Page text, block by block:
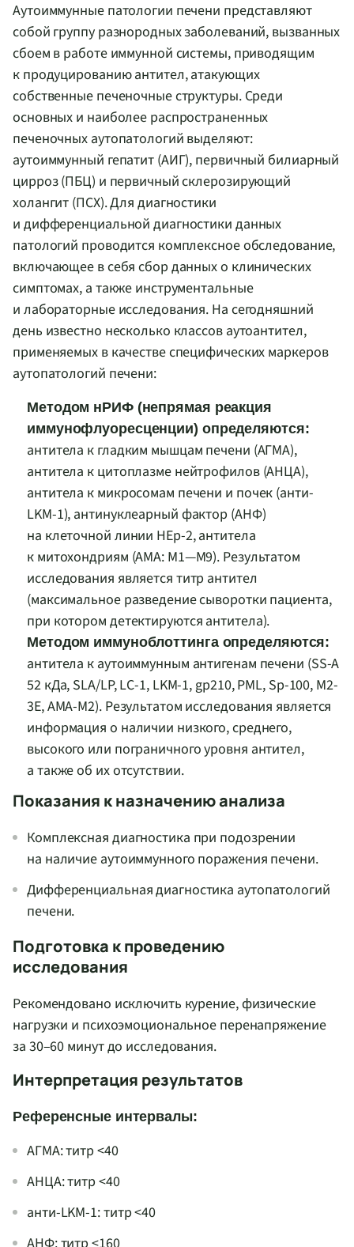
Аутоиммунные патологии печени представляют
собой группу разнородных заболеваний, вызванных
сбоем в работе иммунной системы, приводящим
к продуцированию антител, атакующих
собственные печеночные структуры. Среди
основных и наиболее распространенных
печеночных аутопатологий выделяют:
аутоиммунный гепатит (АИГ), первичный билиарный
цирроз (ПБЦ) и первичный склерозирующий
холангит (ПСХ). Для диагностики
и дифференциальной диагностики данных
патологий проводится комплексное обследование,
включающее в себя сбор данных о клинических
симптомах, а также инструментальные
и лабораторные исследования. На сегодняшний
день известно несколько классов аутоантител,
применяемых в качестве специфических маркеров
аутопатологий печени:
Методом нРИФ (непрямая реакция
иммунофлуоресценции) определяются:
антитела к гладким мышцам печени (АГМА),
антитела к цитоплазме нейтрофилов (АНЦА),
антитела к микросомам печени и почек (анти-
LKM-1), антинуклеарный фактор (АНФ)
на клеточной линии HEp-2, антитела
к митохондриям (AMA: М1—М9). Результатом
исследования является титр антител
(максимальное разведение сыворотки пациента,
при котором детектируются антитела).
Методом иммуноблоттинга определяются:
антитела к аутоиммунным антигенам печени (SS-A
52 кДа, SLA/LP, LC-1, LKM-1, gp210, PML, Sp-100, M2-
3E, AMA-M2). Результатом исследования является
информация о наличии низкого, среднего,
высокого или пограничного уровня антител,
а также об их отсутствии.
Показания к назначению анализа
Комплексная диагностика при подозрении
на наличие аутоиммунного поражения печени.
Дифференциальная диагностика аутопатологий
печени.
Подготовка к проведению
исследования
Рекомендовано исключить курение, физические
нагрузки и психоэмоциональное перенапряжение
за 30–60 минут до исследования.
Интерпретация результатов
Референсные интервалы:
АГМА: титр <40
АНЦА: титр <40
анти-LKM-1: титр <40